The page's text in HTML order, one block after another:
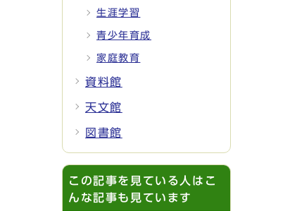
生涯学習
青少年育成
家庭教育
資料館
天文館
図書館
この記事を見ている人はこ
んな記事も見ています